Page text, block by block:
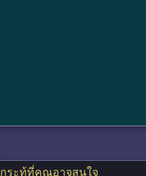
กระทู้ที่คุณอาจสนใจ